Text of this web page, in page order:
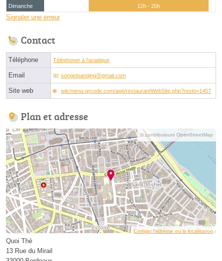
Dimanche
12h - 20h
Signaler une erreur
Contact
Téléphone Téléphoner à l'asiatique
Email songetpanqingⓐgmail.com
Site web wiicmenu-qrcode.com/app/restaurantWebSite.php?resto=1457
Plan et adresse
© contributeurs OpenStreetMap
Corriger l’adresse ou la localisation
Quoi Thé
13 Rue du Mirail